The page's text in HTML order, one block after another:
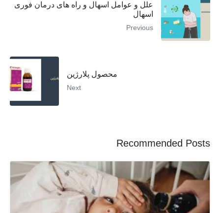
علل و عوامل اسهال و راه های درمان فوری
اسهال
Previous
محصول پلارژین
Next
Recommended Posts